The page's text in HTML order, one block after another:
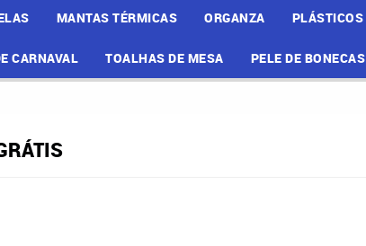
MANTAS TÉRMICAS ORGANZA PLÁSTICOS
CARNAVAL TOALHAS DE MESA PELE DE BONECAS